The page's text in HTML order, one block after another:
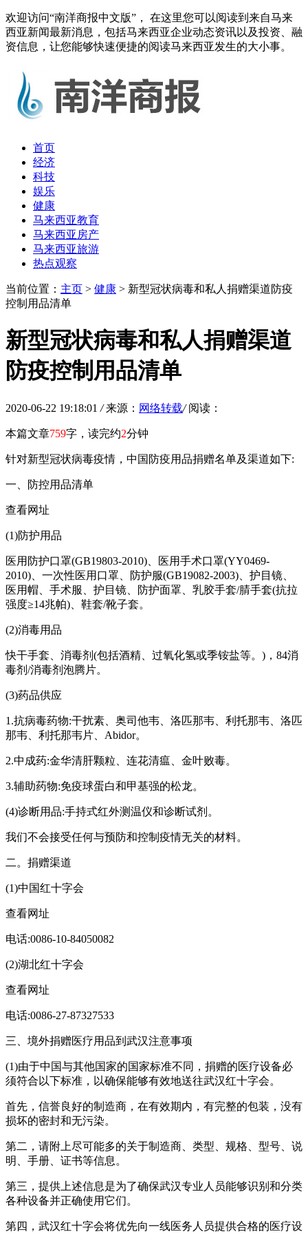
欢迎访问“南洋商报中文版”， 在这里您可以阅读到来自马来
西亚新闻最新消息，包括马来西亚企业动态资讯以及投资、融
资信息，让您能够快速便捷的阅读马来西亚发生的大小事。
首页
经济
科技
娱乐
健康
马来西亚教育
马来西亚房产
马来西亚旅游
热点观察
当前位置： 主页 > 健康 > 新型冠状病毒和私人捐赠渠道防疫
控制用品清单
新型冠状病毒和私人捐赠渠道
防疫控制用品清单
2020-06-22 19:18:01 / 来源： 网络转载/ 阅读：
本篇文章759字，读完约2分钟
针对新型冠状病毒疫情，中国防疫用品捐赠名单及渠道如下:
一、防控用品清单
查看网址
(1)防护用品
医用防护口罩(GB19803-2010)、医用手术口罩(YY0469-
2010)、一次性医用口罩、防护服(GB19082-2003)、护目镜、
医用帽、手术服、护目镜、防护面罩、乳胶手套/腈手套(抗拉
强度≥14兆帕)、鞋套/靴子套。
(2)消毒用品
快干手套、消毒剂(包括酒精、过氧化氢或季铵盐等。)，84消
毒剂/消毒剂泡腾片。
(3)药品供应
1.抗病毒药物:干扰素、奥司他韦、洛匹那韦、利托那韦、洛匹
那韦、利托那韦片、Abidor。
2.中成药:金华清肝颗粒、连花清瘟、金叶败毒。
3.辅助药物:免疫球蛋白和甲基强的松龙。
(4)诊断用品:手持式红外测温仪和诊断试剂。
我们不会接受任何与预防和控制疫情无关的材料。
二。捐赠渠道
(1)中国红十字会
查看网址
电话:0086-10-84050082
(2)湖北红十字会
查看网址
电话:0086-27-87327533
三、境外捐赠医疗用品到武汉注意事项
(1)由于中国与其他国家的国家标准不同，捐赠的医疗设备必
须符合以下标准，以确保能够有效地送往武汉红十字会。
首先，信誉良好的制造商，在有效期内，有完整的包装，没有
损坏的密封和无污染。
第二，请附上尽可能多的关于制造商、类型、规格、型号、说
明、手册、证书等信息。
第三，提供上述信息是为了确保武汉专业人员能够识别和分类
各种设备并正确使用它们。
第四，武汉红十字会将优先向一线医务人员提供合格的医疗设